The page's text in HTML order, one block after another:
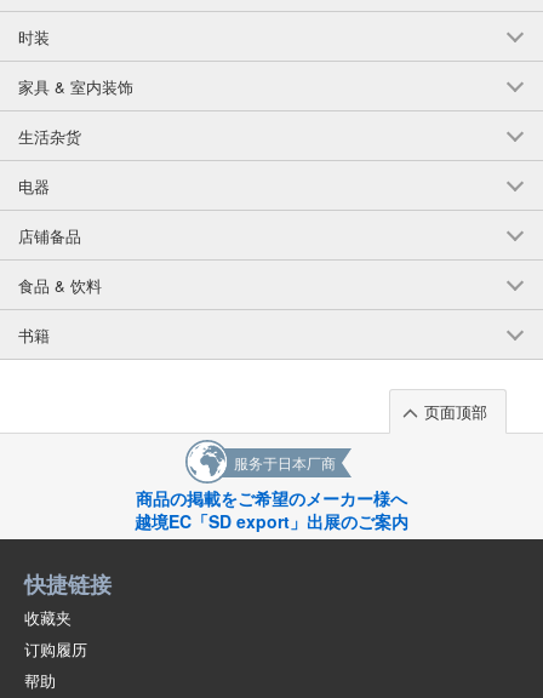
时装
家具 & 室内装饰
生活杂货
电器
店铺备品
食品 & 饮料
书籍
页面顶部
服务于日本厂商
商品の掲載をご希望のメーカー様へ
越境EC「SD export」出展のご案内
快捷链接
收藏夹
订购履历
帮助